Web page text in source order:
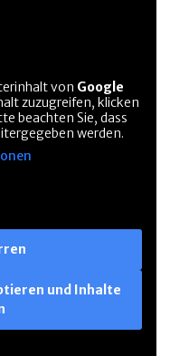
von Google
zuzugreifen, klicken
beachten Sie, dass
werden.
und Inhalte